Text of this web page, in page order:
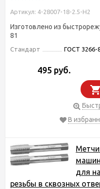
Артикул: 4-28007-18-2.5-H2
Изготовлено из
81
Стандарт ГОСТ 3266-
495 руб.
В
для
резьбы в сквозных